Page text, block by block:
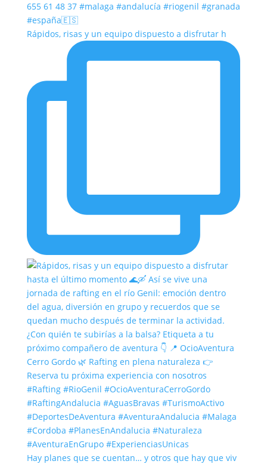
Rápidos, risas y un equipo dispuesto a disfrutar h
Hay planes que se cuentan… y otros que hay que viv